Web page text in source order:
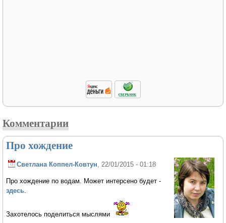
Комментарии
Про хождение
Светлана Коппел-Ковтун , 22/01/2015 - 01:18
Про хождение по водам. Может интерсено будет -
здесь
Захотелось поделиться мыслями